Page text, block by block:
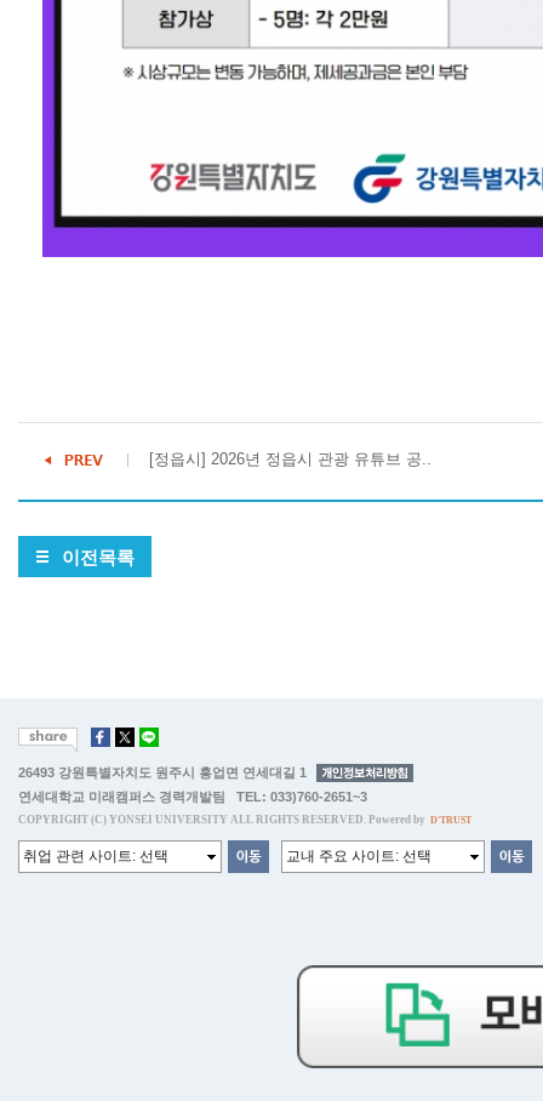
[정읍시] 2026년 정읍시 관광 유튜브 공..
이전목록
26493 강원특별자치도 원주시 흥업면 연세대길 1
연세대학교 미래캠퍼스 경력개발팀 TEL: 033)760-2651~3
COPYRIGHT (C) YONSEI UNIVERSITY ALL RIGHTS RESERVED. Powered by D'TRUST